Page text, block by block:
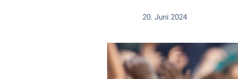
20. Juni 2024